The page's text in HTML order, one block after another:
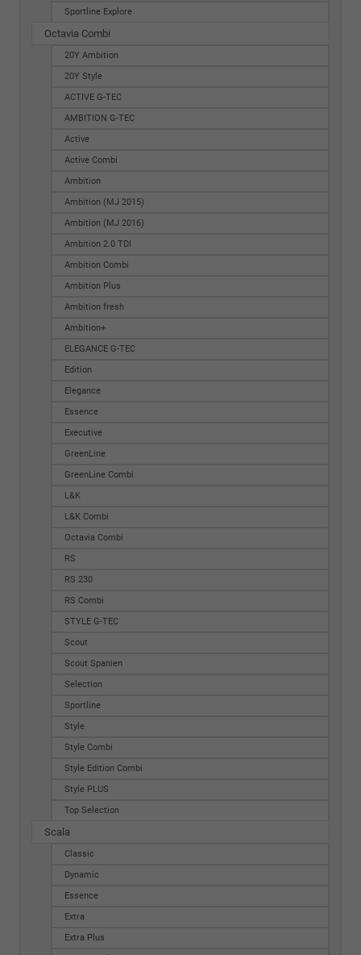
Sportline Explore
Octavia Combi
20Y Ambition
20Y Style
ACTIVE G-TEC
AMBITION G-TEC
Active
Active Combi
Ambition
Ambition (MJ 2015)
Ambition (MJ 2016)
Ambition 2.0 TDI
Ambition Combi
Ambition Plus
Ambition fresh
Ambition+
ELEGANCE G-TEC
Edition
Elegance
Essence
Executive
GreenLine
GreenLine Combi
L&K
L&K Combi
Octavia Combi
RS
RS 230
RS Combi
STYLE G-TEC
Scout
Scout Spanien
Selection
Sportline
Style
Style Combi
Style Edition Combi
Style PLUS
Top Selection
Scala
Classic
Dynamic
Essence
Extra
Extra Plus